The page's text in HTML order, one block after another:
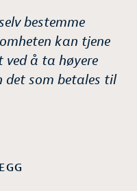
bestemme
kan tjene
å ta høyere
det som betales til